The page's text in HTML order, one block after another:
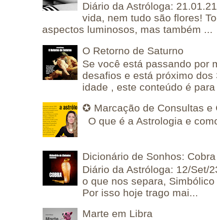
Diário da Astróloga:
vida, nem tudo são flores!
aspectos luminosos, mas também ...
O Retorno de Saturno
Se você está passando por
desafios e está próximo
idade , este conteúdo é
✪ Marcação de Consultas e
O que é a Astrologia e
Dicionário de Sonhos: Cobra
Diário da Astróloga: 12/Set/
o que nos separa,
Por isso hoje trago mai...
Marte em Libra